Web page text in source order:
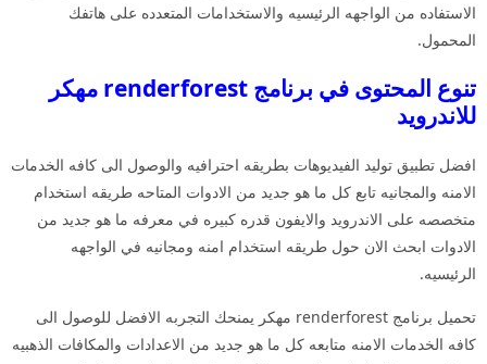
الاستفاده من الواجهه الرئيسيه والاستخدامات المتعدده على هاتفك
المحمول.
تنوع المحتوى في برنامج renderforest مهكر
للاندرويد
افضل تطبيق توليد الفيديوهات بطريقه احترافيه والوصول الى كافه الخدمات
الامنه والمجانيه تابع كل ما هو جديد من الادوات المتاحه طريقه استخدام
متخصصه على الاندرويد والايفون قدره كبيره في معرفه ما هو جديد من
الادوات ابحث الان حول طريقه استخدام امنه ومجانيه في الواجهه
الرئيسيه.
تحميل برنامج renderforest مهكر يمنحك التجربه الافضل للوصول الى
كافه الخدمات الامنه متابعه كل ما هو جديد من الاعدادات والمكافات الذهبيه